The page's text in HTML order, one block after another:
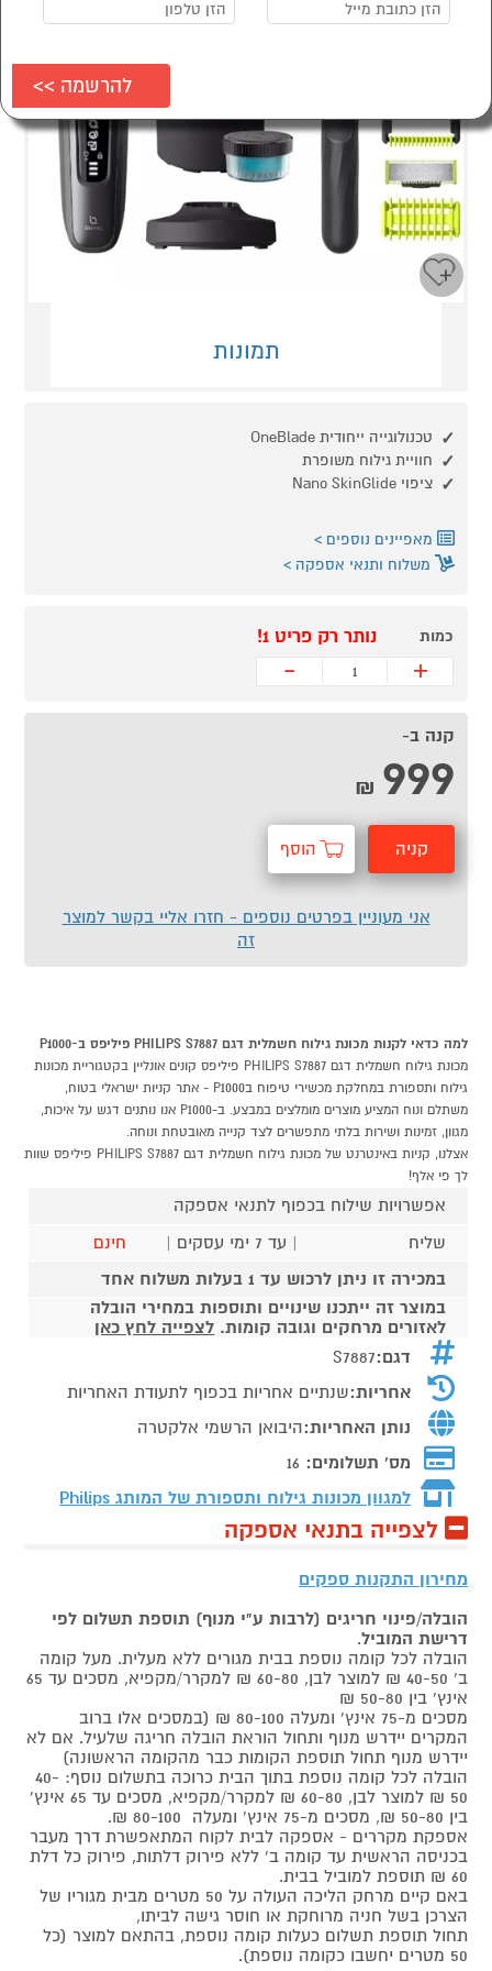
תמונות
טכנולוגייה ייחודית OneBlade
חוויית גילוח משופרת
ציפוי Nano SkinGlide
מאפיינים נוספים
משלוח ותנאי אספקה
כמות נותר רק פריט 1!
+
-
קנה ב-
999
₪
קניה הוסף
אני מעוניין בפרטים נוספים - חזרו אליי בקשר למוצר
זה
למה כדאי לקנות מכונת גילוח חשמלית דגם PHILIPS S7887 פיליפס ב-P1000
מכונת גילוח חשמלית דגם PHILIPS S7887 פיליפס קונים אונליין בקטגוריית מכונות
גילוח ותספורת במחלקת מכשירי טיפוח בP1000 - אתר קניות ישראלי בטוח,
משתלם ונוח המציע מוצרים מומלצים במבצע. ב-P1000 אנו נותנים דגש על איכות,
מגוון, זמינות ושירות בלתי מתפשרים לצד קנייה מאובטחת ונוחה.
אצלנו, קניות באינטרנט של מכונת גילוח חשמלית דגם PHILIPS S7887 פיליפס שוות
לך פי אלף!
אפשרויות שילוח בכפוף לתנאי אספקה
שליח
| עד 7 ימי עסקים |
חינם
במכירה זו ניתן לרכוש עד 1 בעלות משלוח אחד
במוצר זה ייתכנו שינויים ותוספות במחירי הובלה
לאזורים מרחקים וגובה קומות. לצפייה לחץ כאן
דגם:S7887
אחריות:שנתיים אחריות בכפוף לתעודת האחריות
נותן האחריות:היבואן הרשמי אלקטרה
מס' תשלומים: 16
למגוון מכונות גילוח ותספורת של המותג Philips
לצפייה בתנאי אספקה
מחירון התקנות ספקים
הובלה/פינוי חריגים (לרבות ע"י מנוף) תוספת תשלום לפי
דרישת המוביל.
הובלה לכל קומה נוספת בבית מגורים ללא מעלית. מעל קומה
ב' 40-50 ₪ למוצר לבן, 60-80 ₪ למקרר/מקפיא, מסכים עד 65
אינץ' בין 50-80 ₪
מסכים מ-75 אינץ' ומעלה 80-100 ₪ (במסכים אלו ברוב
המקרים יידרש מנוף ותחול הוראת הובלה חריגה שלעיל. אם לא
יידרש מנוף תחול תוספת הקומות כבר מהקומה הראשונה)
הובלה לכל קומה נוספת בתוך הבית כרוכה בתשלום נוסף: 40-
50 ₪ למוצר לבן, 60-80 ₪ למקרר/מקפיא, מסכים עד 65 אינץ'
בין 50-80 ₪, מסכים מ-75 אינץ' ומעלה 80-100 ₪.
אספקת מקררים - אספקה לבית לקוח המתאפשרת דרך מעבר
בכניסה הראשית עד קומה ב' ללא פירוק דלתות, פירוק כל דלת
60 ₪ תוספת למוביל בבית.
באם קיים מרחק הליכה העולה על 50 מטרים מבית מגוריו של
הצרכן בשל חניה מרוחקת או חוסר גישה לביתו,
תחול תוספת תשלום כעלות קומה נוספת, בהתאם למוצר (כל
50 מטרים יחשבו כקומה נוספת).